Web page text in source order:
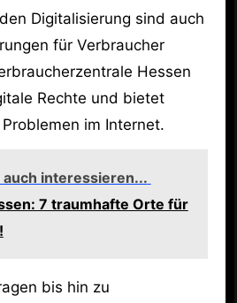
Digitalisierung sind auch
für Verbraucher
Hessen
Rechte und bietet
im Internet.
auch interessieren...
7 traumhafte Orte für
bis hin zu